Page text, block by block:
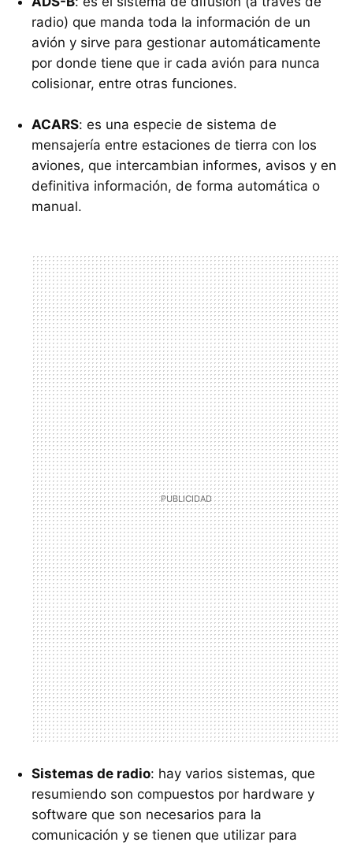
radio) que manda toda la información de un
avión y sirve para gestionar automáticamente
por donde tiene que ir cada avión para nunca
colisionar, entre otras funciones.
ACARS: es una especie de sistema de
mensajería entre estaciones de tierra con los
aviones, que intercambian informes, avisos y en
definitiva información, de forma automática o
manual.
Sistemas de radio: hay varios sistemas, que
resumiendo son compuestos por hardware y
software que son necesarios para la
comunicación y se tienen que utilizar para